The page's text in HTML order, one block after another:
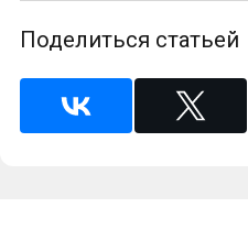
Поделиться статьей